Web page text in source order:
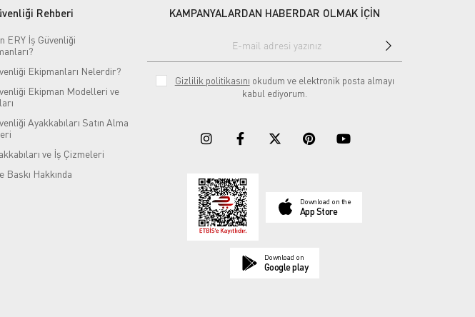
Rehberi
ERY İş Güvenliği
Ekipmanları Nelerdir?
Ekipman Modelleri ve
Ayakkabıları Satın Alma
ve İş Çizmeleri
Baskı Hakkında
KAMPANYALARDAN HABERDAR OLMAK İÇİN
Gizlilik politikasını okudum ve elektronik posta almayı
kabul ediyorum.
Download on the
App Store
Download on
Google play